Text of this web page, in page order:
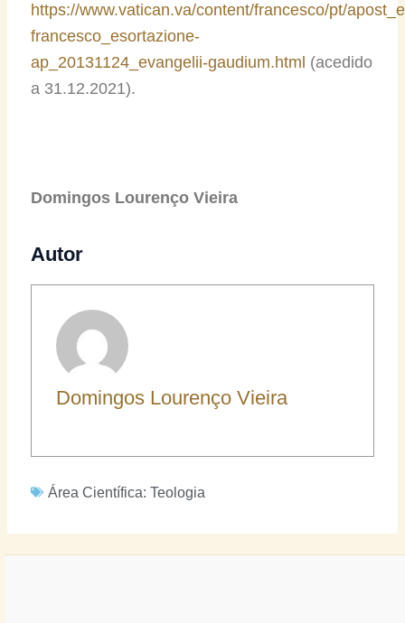
https://www.vatican.va/content/francesco/pt/
francesco_esortazione-
ap_20131124_evangelii-gaudium.html (acedido
a 31.12.2021).
Domingos Lourenço Vieira
Autor
Domingos Lourenço Vieira
Área Científica: Teologia